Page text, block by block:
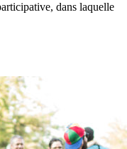
dans laquelle